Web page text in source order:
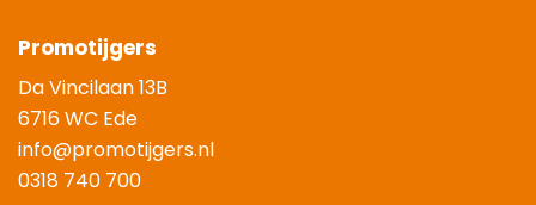
Promotijgers
Da Vincilaan 13B
6716 WC Ede
info@promotijgers.nl
0318 740 700